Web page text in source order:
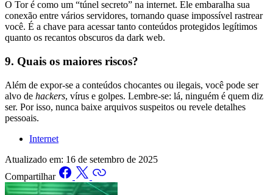
O Tor é como um “túnel secreto” na internet. Ele embaralha sua
conexão entre vários servidores, tornando quase impossível rastrear
você. É a chave para acessar tanto conteúdos protegidos legítimos
quanto os recantos obscuros da dark web.
9. Quais os maiores riscos?
Além de expor-se a conteúdos chocantes ou ilegais, você pode ser
alvo de hackers, vírus e golpes. Lembre-se: lá, ninguém é quem diz
ser. Por isso, nunca baixe arquivos suspeitos ou revele detalhes
pessoais.
Internet
Atualizado em: 16 de setembro de 2025
Compartilhar